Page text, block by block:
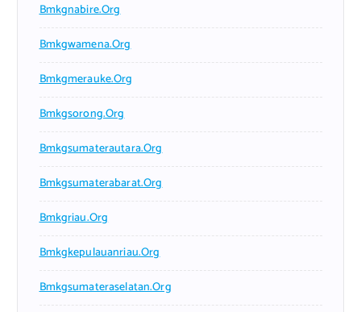
Bmkgnabire.org
Bmkgwamena.org
Bmkgmerauke.org
Bmkgsorong.org
Bmkgsumaterautara.org
Bmkgsumaterabarat.org
Bmkgriau.org
Bmkgkepulauanriau.org
Bmkgsumateraselatan.org